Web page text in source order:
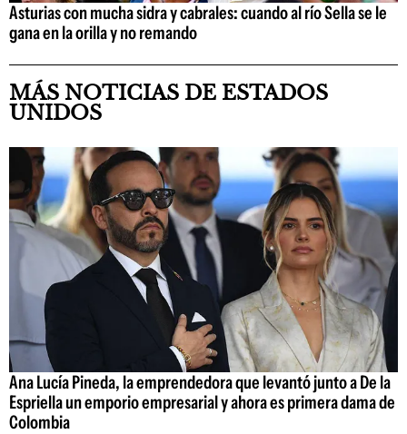
Asturias con mucha sidra y cabrales: cuando al río Sella se le
gana en la orilla y no remando
MÁS NOTICIAS DE ESTADOS
UNIDOS
Ana Lucía Pineda, la emprendedora que levantó junto a De la
Espriella un emporio empresarial y ahora es primera dama de
Colombia